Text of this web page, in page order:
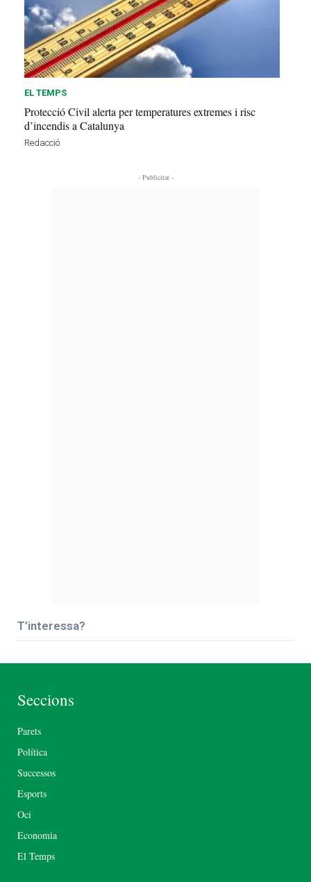
EL TEMPS
Protecció Civil alerta per temperatures extremes i risc
d’incendis a Catalunya
Redacció
- Publicitat -
T’interessa?
Seccions
Parets
Política
Successos
Esports
Oci
Economia
El Temps